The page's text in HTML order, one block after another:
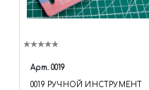
Арт. 0019
0019 РУЧНОЙ ИНСТРУМЕНТ